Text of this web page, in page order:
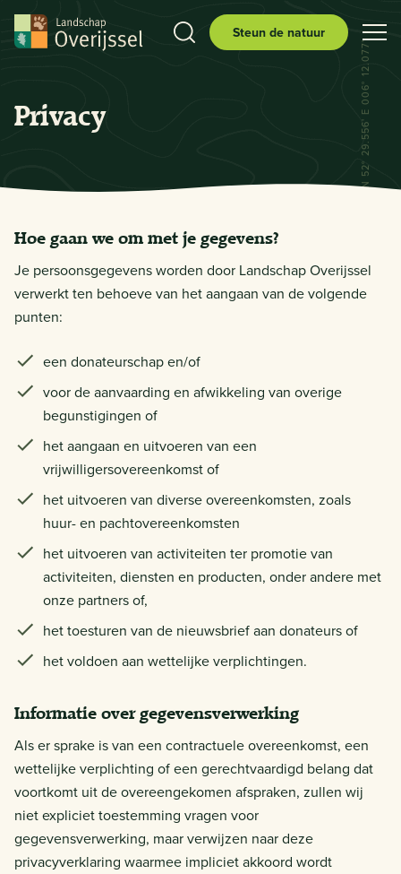
Steun de natuur
Privacy N 52° 29.556' E 006° 12.077'
Hoe gaan we om met je gegevens?
Je persoonsgegevens worden door Landschap Overijssel
verwerkt ten behoeve van het aangaan van de volgende
punten:
een donateurschap en/of
voor de aanvaarding en afwikkeling van overige
begunstigingen of
het aangaan en uitvoeren van een
vrijwilligersovereenkomst of
het uitvoeren van diverse overeenkomsten, zoals
huur- en pachtovereenkomsten
het uitvoeren van activiteiten ter promotie van
activiteiten, diensten en producten, onder andere met
onze partners of,
het toesturen van de nieuwsbrief aan donateurs of
het voldoen aan wettelijke verplichtingen.
Informatie over gegevensverwerking
Als er sprake is van een contractuele overeenkomst, een
wettelijke verplichting of een gerechtvaardigd belang dat
voortkomt uit de overeengekomen afspraken, zullen wij
niet expliciet toestemming vragen voor
gegevensverwerking, maar verwijzen naar deze
privacyverklaring waarmee impliciet akkoord wordt